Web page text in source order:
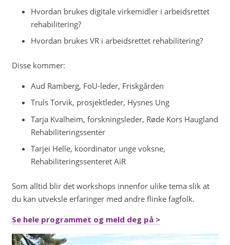
Hvordan brukes digitale virkemidler i arbeidsrettet
rehabilitering?
Hvordan brukes VR i arbeidsrettet rehabilitering?
Disse kommer:
Aud Ramberg, FoU-leder, Friskgården
Truls Torvik, prosjektleder, Hysnes Ung
Tarja Kvalheim, forskningsleder, Røde Kors Haugland
Rehabiliteringssenter
Tarjei Helle, koordinator unge voksne,
Rehabiliteringssenteret AiR
Som alltid blir det workshops innenfor ulike tema slik at
du kan utveksle erfaringer med andre flinke fagfolk.
Se hele programmet og meld deg på >